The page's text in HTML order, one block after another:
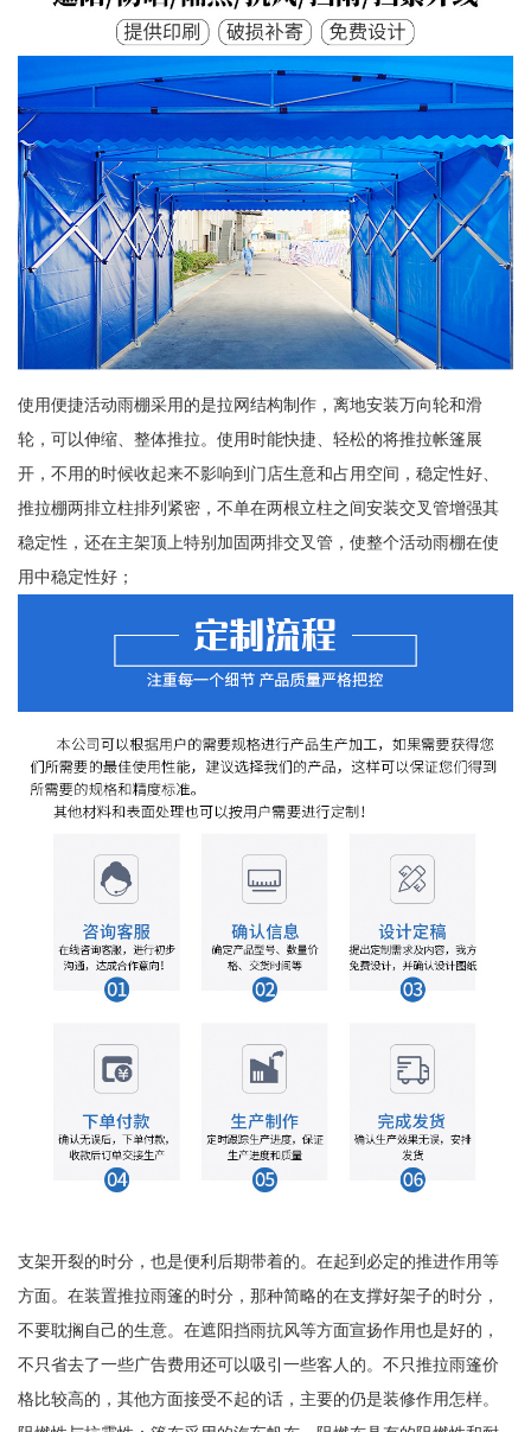
使用便捷活动雨棚采用的是拉网结构制作，离地安装万向轮和滑
轮，可以伸缩、整体推拉。使用时能快捷、轻松的将推拉帐篷展
开，不用的时候收起来不影响到门店生意和占用空间，稳定性好、
推拉棚两排立柱排列紧密，不单在两根立柱之间安装交叉管增强其
稳定性，还在主架顶上特别加固两排交叉管，使整个活动雨棚在使
用中稳定性好；
支架开裂的时分，也是便利后期带着的。在起到必定的推进作用等
方面。在装置推拉雨篷的时分，那种简略的在支撑好架子的时分，
不要耽搁自己的生意。在遮阳挡雨抗风等方面宣扬作用也是好的，
不只省去了一些广告费用还可以吸引一些客人的。不只推拉雨篷价
格比较高的，其他方面接受不起的话，主要的仍是装修作用怎样。